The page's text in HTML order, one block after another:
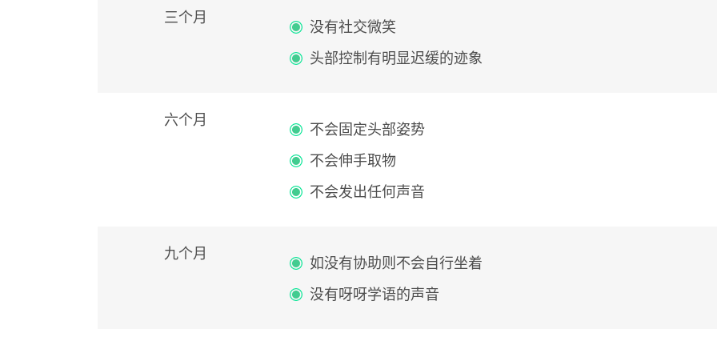
三个月
没有社交微笑
头部控制有明显迟缓的迹象
六个月
不会固定头部姿势
不会伸手取物
不会发出任何声音
九个月
如没有协助则不会自行坐着
没有呀呀学语的声音